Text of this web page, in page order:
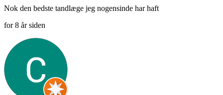
Nok den bedste tandlæge jeg nogensinde har haft
for 8 år siden